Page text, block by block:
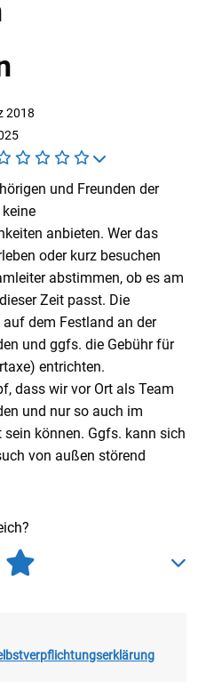
2018
und Freunden der
anbieten. Wer das
oder kurz besuchen
abstimmen, ob es am
Zeit passt. Die
dem Festland an der
und ggfs. die Gebühr für
entrichten.
dass wir vor Ort als Team
und nur so auch im
sein können. Ggfs. kann sich
von außen störend